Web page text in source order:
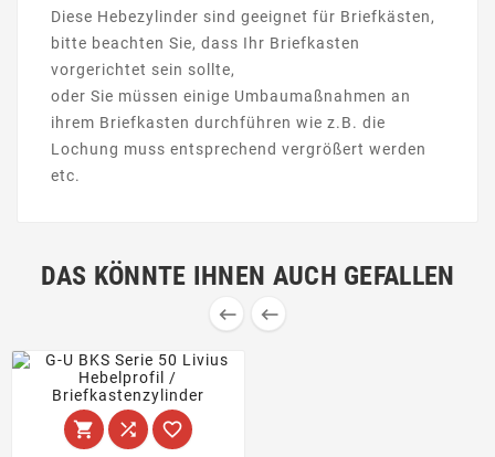
Diese Hebezylinder sind geeignet für Briefkästen,
bitte beachten Sie, dass Ihr Briefkasten
vorgerichtet sein sollte,
oder Sie müssen einige Umbaumaßnahmen an
ihrem Briefkasten durchführen wie z.B. die
Lochung muss entsprechend vergrößert werden
etc.
DAS KÖNNTE IHNEN AUCH GEFALLEN
 
  